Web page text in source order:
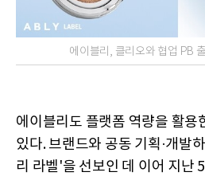
에이블리, 클리오와 협업 PB
에이블리도 플랫폼 역량을 활용
있다. 브랜드와 공동 기획·개발
리 라벨'을 선보인 데 이어 지난